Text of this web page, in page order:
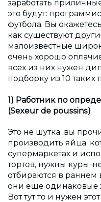
заработать
это будут:
футбола. Вы
как существуют
малоизвестные
очень хорошо
всех из них нужен
подборку из 10 таких
1) Работник по
(Sexeur de poussins)
Это не шутка, вы
производить яйца,
супермаркетах и
тортов, нужны куры-
отбираются в раннем
они еще одинаковые
Вот тут то и нужен